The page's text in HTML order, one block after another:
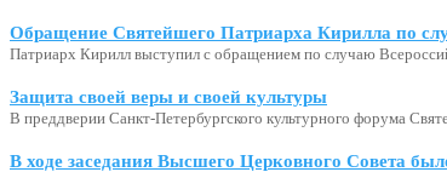
Обращение Святейшего Патриарха Кирилла по
Патриарх Кирилл выступил с обращением по случаю
Защита своей веры и своей культуры
В преддверии Санкт-Петербургского культурного форума
В ходе заседания Высшего Церковного Совета